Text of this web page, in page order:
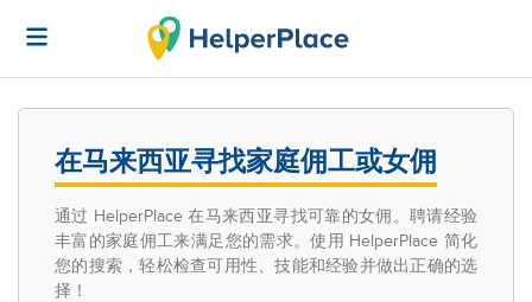
在马来西亚寻找家庭佣工或女佣
通过 HelperPlace 在马来西亚寻找可靠的女佣。聘请经验
丰富的家庭佣工来满足您的需求。使用 HelperPlace 简化
您的搜索，轻松检查可用性、技能和经验并做出正确的选
择！